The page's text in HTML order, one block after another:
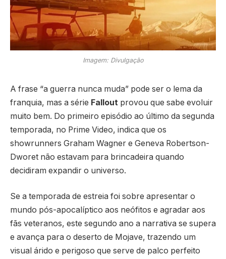
Imagem: Divulgação
A frase “a guerra nunca muda” pode ser o lema da
franquia, mas a série Fallout provou que sabe evoluir
muito bem. Do primeiro episódio ao último da segunda
temporada, no Prime Video, indica que os
showrunners Graham Wagner e Geneva Robertson-
Dworet não estavam para brincadeira quando
decidiram expandir o universo.
Se a temporada de estreia foi sobre apresentar o
mundo pós-apocalíptico aos neófitos e agradar aos
fãs veteranos, este segundo ano a narrativa se supera
e avança para o deserto de Mojave, trazendo um
visual árido e perigoso que serve de palco perfeito